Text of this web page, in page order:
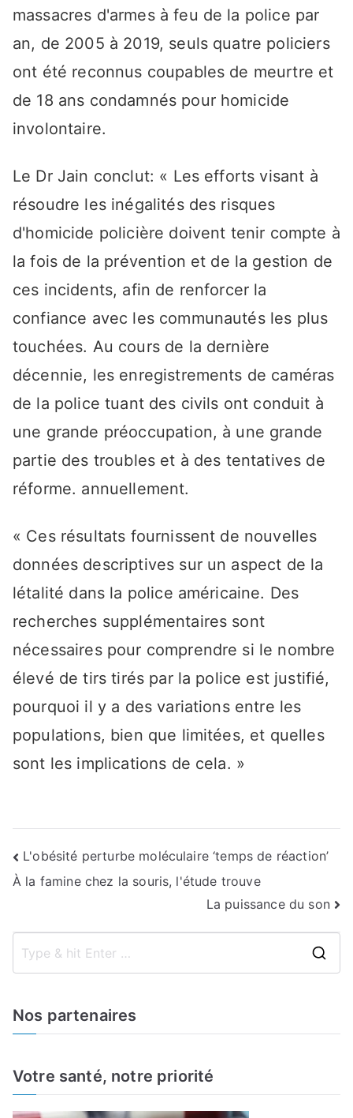
massacres d'armes à feu de la police par
an, de 2005 à 2019, seuls quatre policiers
ont été reconnus coupables de meurtre et
de 18 ans condamnés pour homicide
involontaire.
Le Dr Jain conclut: « Les efforts visant à
résoudre les inégalités des risques
d'homicide policière doivent tenir compte à
la fois de la prévention et de la gestion de
ces incidents, afin de renforcer la
confiance avec les communautés les plus
touchées. Au cours de la dernière
décennie, les enregistrements de caméras
de la police tuant des civils ont conduit à
une grande préoccupation, à une grande
partie des troubles et à des tentatives de
réforme. annuellement.
« Ces résultats fournissent de nouvelles
données descriptives sur un aspect de la
létalité dans la police américaine. Des
recherches supplémentaires sont
nécessaires pour comprendre si le nombre
élevé de tirs tirés par la police est justifié,
pourquoi il y a des variations entre les
populations, bien que limitées, et quelles
sont les implications de cela. »
Navigation
de
l’article
L'obésité perturbe moléculaire ‘temps de réaction’
À la famine chez la souris, l'étude trouve
La puissance du son
f
Nos partenaires
Votre santé, notre priorité